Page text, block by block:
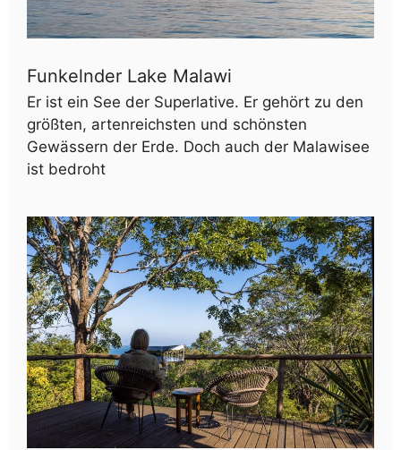
Funkelnder Lake Malawi
Er ist ein See der Superlative. Er gehört zu den
größten, artenreichsten und schönsten
Gewässern der Erde. Doch auch der Malawisee
ist bedroht